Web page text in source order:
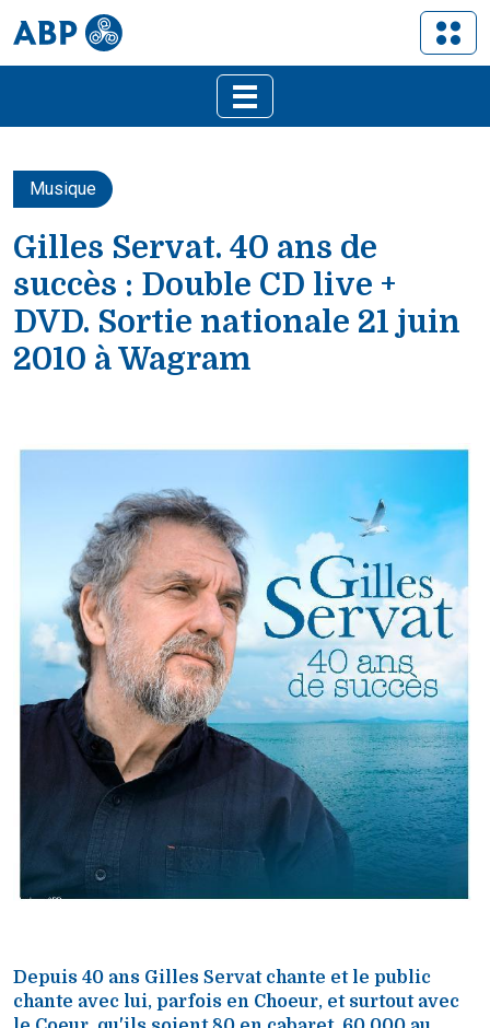
Musique
Gilles Servat. 40 ans de
succès : Double CD live +
DVD. Sortie nationale 21 juin
2010 à Wagram
Depuis 40 ans Gilles Servat chante et le public
chante avec lui, parfois en Choeur, et surtout avec